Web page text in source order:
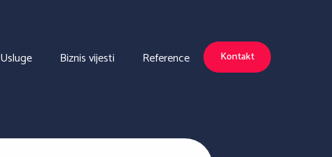
Usluge Biznis vijesti Reference Kontakt